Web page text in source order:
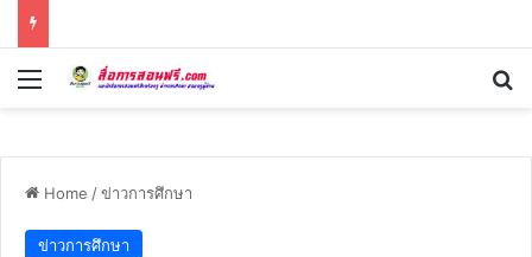
Menu
Home /ข่าวการศึกษา
ข่าวการศึกษา